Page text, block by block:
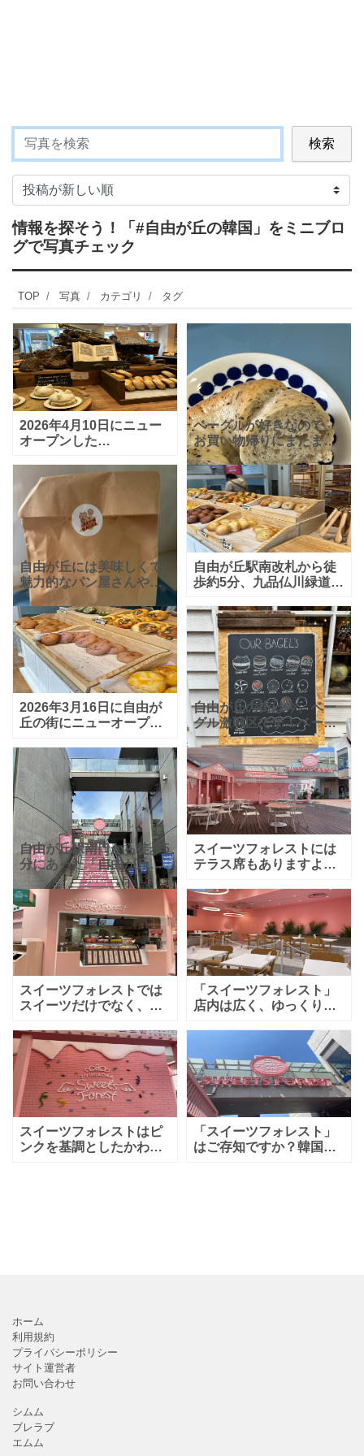
検索
情報を探そう！ 「#自由が丘の韓国」 をミニブロ
グで写真チェック
TOP 写真 カテゴリ タグ
2026年4月10日にニュー
オープンした
ーグル)自由が丘本店」。
自由が丘駅正面口から徒
歩約4分、「カトレア通
り」にある韓国式ベーグ
ベーグルが好きなので、
お買い物帰りにまたまた
「Mrs.BAGEL自由が丘本
店」に行ってきました。
「もっちりした食感」が
特徴で、シンプルなベー
グルやお惣菜系からス
自由が丘には美味しくて
魅力的なパン屋さんやベ
ーグル屋さんが沢山あっ
て、いつもどのお店に行
くか迷ってしまいます。
最近も続々と新しいお店
がオープンしているよう
です。
自由が丘駅南改札から徒
歩約5分、九品仏川緑道近
BAGEL(アルムベーグ
ル)」。今、人気の韓国ス
タイルのベーグル専門店
です。 先日初めておう
2026年3月16日に自由が
丘の街にニューオープン
BAGEL(アルムベーグ
ル)」。韓国式のベーグル
専門店です。 韓国スタイ
ルのベーグルとは、通
自由が丘の街は今、ベー
グル激戦区です！ベーグ
ル専門店、パン屋さんの
ベーグル…何軒か魅力的
なお店があり、迷ってし
まいます♪ 自由が丘駅正
面口から徒歩約5分、カト
レ
自由が丘駅南口から徒歩5
分にあった「自由が丘ス
イーツフォレスト」さん
韓国人気カフェ・スイ
ーツや、韓国雑貨などの
韓国トレンドが楽しめる
スイーツエ
スイーツフォレストには
テラス席もありますよ。
ト、グッズ販売もあり、
韓国の最新トレンドも
GETできちゃうんです。
スイーツフォレストでは
スイーツだけでなく、キ
お食事も頂けますよ！
「スイーツフォレスト」
店内は広く、ゆっくりす
ベートシートもあります
よ。映える写真をたくさ
ん撮れるので、韓国好き
の方、OLさん、女子中高
生に
スイーツフォレストはピ
ンクを基調としたかわい
「スイーツフォレスト」
はご存知ですか？韓国で
ホーム
利用規約
プライバシーポリシー
サイト運営者
お問い合わせ
シムム
ブレラブ
エムム